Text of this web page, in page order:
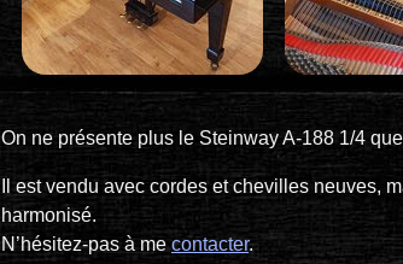
On ne présente plus le Steinway A-188 1/4
Il est vendu avec cordes et chevilles neuves,
harmonisé.
N’hésitez-pas à mecontacter.